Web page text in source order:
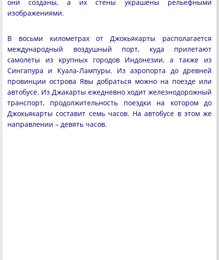
они созданы, а их стены украшены рельефными
изображениями.
В восьми километрах от Джокьякарты располагается
международный воздушный порт, куда прилетают
самолеты из крупных городов Индонезии, а также из
Сингапура и Куала-Лампуры. Из аэропорта до древней
провинции острова Явы добраться можно на поезде или
автобусе. Из Джакарты ежедневно ходит железнодорожный
транспорт, продолжительность поездки на котором до
Джокьякарты составит семь часов. На автобусе в этом же
направлении – девять часов.